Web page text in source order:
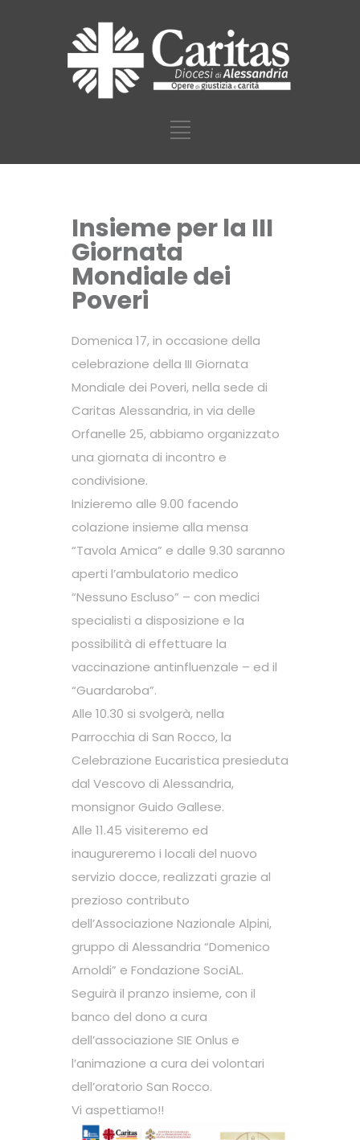
Insieme per la III
Giornata
Mondiale dei
Poveri
Domenica 17, in occasione della
celebrazione della III Giornata
Mondiale dei Poveri, nella sede di
Caritas Alessandria, in via delle
Orfanelle 25, abbiamo organizzato
una giornata di incontro e
condivisione.
Inizieremo alle 9.00 facendo
colazione insieme alla mensa
“Tavola Amica” e dalle 9.30 saranno
aperti l’ambulatorio medico
“Nessuno Escluso” – con medici
specialisti a disposizione e la
possibilità di effettuare la
vaccinazione antinfluenzale – ed il
“Guardaroba”.
Alle 10.30 si svolgerà, nella
Parrocchia di San Rocco, la
Celebrazione Eucaristica presieduta
dal Vescovo di Alessandria,
monsignor Guido Gallese.
Alle 11.45 visiteremo ed
inaugureremo i locali del nuovo
servizio docce, realizzati grazie al
prezioso contributo
dell’Associazione Nazionale Alpini,
gruppo di Alessandria “Domenico
Arnoldi” e Fondazione SociAL.
Seguirà il pranzo insieme, con il
banco del dono a cura
dell’associazione SIE Onlus e
l’animazione a cura dei volontari
dell’oratorio San Rocco.
Vi aspettiamo!!